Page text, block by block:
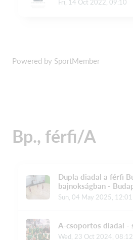
Powered by SportMember
Bp., férfi/A